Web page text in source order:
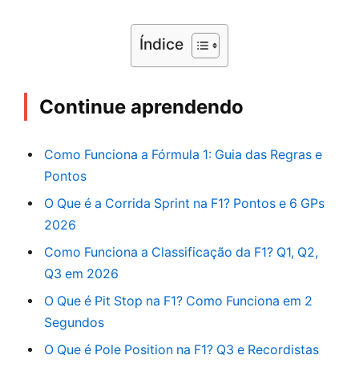
Índice
Continue aprendendo
Como Funciona a Fórmula 1: Guia das Regras e
Pontos
O Que é a Corrida Sprint na F1? Pontos e 6 GPs
2026
Como Funciona a Classificação da F1? Q1, Q2,
Q3 em 2026
O Que é Pit Stop na F1? Como Funciona em 2
Segundos
O Que é Pole Position na F1? Q3 e Recordistas